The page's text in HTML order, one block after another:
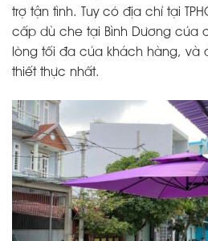
trợ tận tình. Tuy có địa chỉ tại
cấp dù che tại Bình Dương của
lòng tối đa của khách hàng, và
thiết thực nhất.